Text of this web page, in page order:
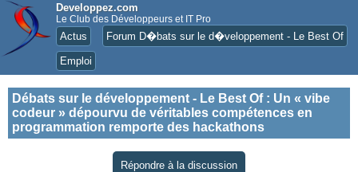
Developpez.com
Le Club des Développeurs et IT Pro
Actus Forum D�bats sur le d�veloppement - Le Best Of
Emploi
Débats sur le développement - Le Best Of: Un « vibe
codeur » dépourvu de véritables compétences en
programmation remporte des hackathons
Répondre à la discussion